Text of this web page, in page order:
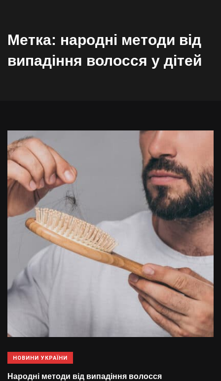
Метка: народні методи від
випадіння волосся у дітей
НОВИНИ УКРАЇНИ
Народні методи від випадіння волосся